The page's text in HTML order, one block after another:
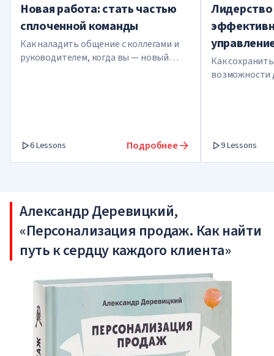
Новая работа: стать частью
сплоченной команды
Как наладить общение с коллегами и
руководителем, когда вы — новый
6 Lessons Подробнее
Лидерство
Как
возможности
9 Lessons
Александр Деревицкий,
«Персонализация продаж. Как найти
путь к сердцу каждого клиента»